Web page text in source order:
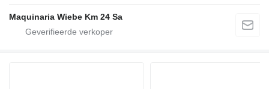
Maquinaria Wiebe Km 24 Sa